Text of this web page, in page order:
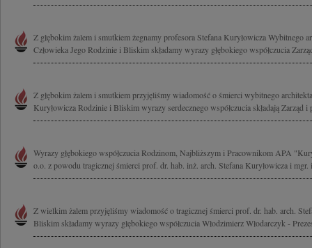
Z głębokim żalem i smutkiem żegnamy profesora Stefana Kuryłowicza Wybitnego
Człowieka Jego Rodzinie i Bliskim składamy wyrazy głębokiego współczucia
Z głębokim żalem i smutkiem przyjęliśmy wiadomość o śmierci wybitnego
Kuryłowicza Rodzinie i Bliskim wyrazy serdecznego współczucia składają Zarząd i
Wyrazy głębokiego współczucia Rodzinom, Najbliższym i Pracownikom APA
o.o. z powodu tragicznej śmierci prof. dr. hab. inż. arch. Stefana Kuryłowicza i mgr.
Z wielkim żalem przyjęliśmy wiadomość o tragicznej śmierci prof. dr. hab. arch.
Bliskim składamy wyrazy głębokiego współczucia Włodzimierz Włodarczyk -